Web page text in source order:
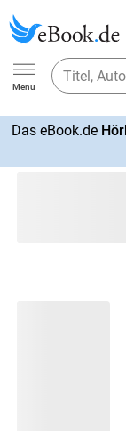
Ebook.de
Menu
Das eBook.de